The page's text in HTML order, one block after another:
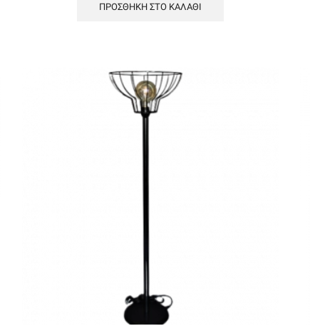
ΠΡΟΣΘΉΚΗ ΣΤΟ ΚΑΛΆΘΙ